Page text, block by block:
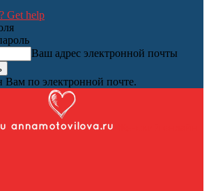
Get help
Ваш адрес электронной почты
Вам по электронной почте.